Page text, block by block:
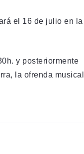
el 16 de julio en la
y posteriormente
la ofrenda musical